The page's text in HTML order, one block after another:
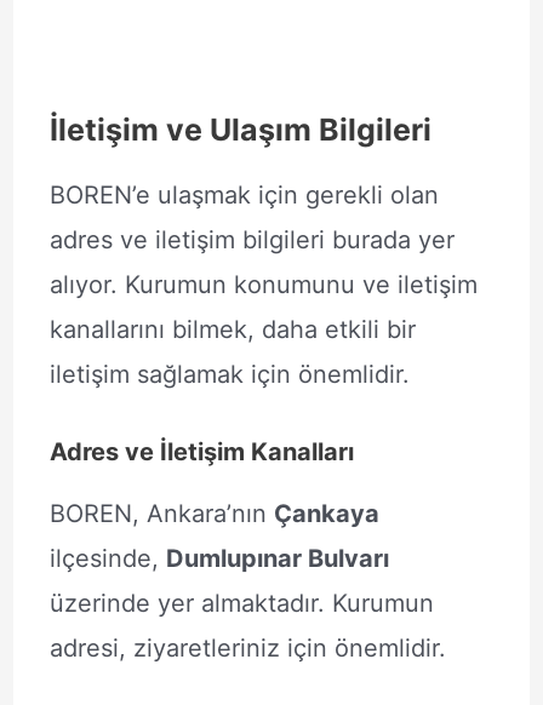
İletişim ve Ulaşım Bilgileri
BOREN’e ulaşmak için gerekli olan
adres ve iletişim bilgileri burada yer
alıyor. Kurumun konumunu ve iletişim
kanallarını bilmek, daha etkili bir
iletişim sağlamak için önemlidir.
Adres ve İletişim Kanalları
BOREN, Ankara’nın Çankaya
ilçesinde, Dumlupınar Bulvarı
üzerinde yer almaktadır. Kurumun
adresi, ziyaretleriniz için önemlidir.